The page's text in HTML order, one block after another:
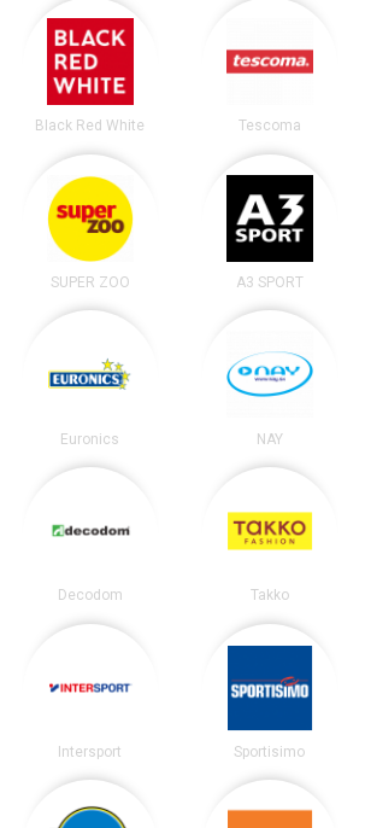
Black Red White Tescoma
SUPER ZOO A3 SPORT
Euronics NAY
Decodom Takko
Intersport Sportisimo